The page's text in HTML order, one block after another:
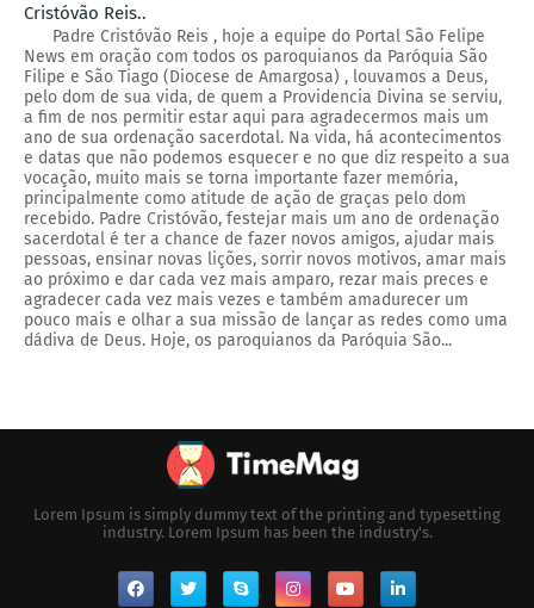
Cristóvão Reis..
Padre Cristóvão Reis , hoje a equipe do Portal São Felipe
News em oração com todos os paroquianos da Paróquia São
Filipe e São Tiago (Diocese de Amargosa) , louvamos a Deus,
pelo dom de sua vida, de quem a Providencia Divina se serviu,
a fim de nos permitir estar aqui para agradecermos mais um
ano de sua ordenação sacerdotal. Na vida, há acontecimentos
e datas que não podemos esquecer e no que diz respeito a sua
vocação, muito mais se torna importante fazer memória,
principalmente como atitude de ação de graças pelo dom
recebido. Padre Cristóvão, festejar mais um ano de ordenação
sacerdotal é ter a chance de fazer novos amigos, ajudar mais
pessoas, ensinar novas lições, sorrir novos motivos, amar mais
ao próximo e dar cada vez mais amparo, rezar mais preces e
agradecer cada vez mais vezes e também amadurecer um
pouco mais e olhar a sua missão de lançar as redes como uma
dádiva de Deus. Hoje, os paroquianos da Paróquia São...
Lorem Ipsum is simply dummy text of the printing and typesetting
industry. Lorem Ipsum has been the industry's.